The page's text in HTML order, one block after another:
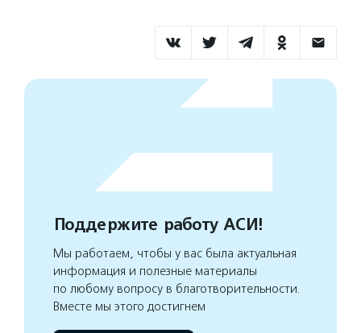
Поддержите работу АСИ!
Мы работаем, чтобы у вас была актуальная
информация и полезные материалы
по любому вопросу в благотворительности.
Вместе мы этого достигнем